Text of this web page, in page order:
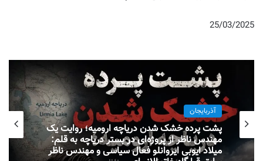
25/03/2025
آذربایجان
پشت پرده خشک شدن دریاچه ارومیه؛ روایت یک
مهندس ناظر از پروژه‌ای در بستر دریاچه به قلم:
میلاد ایوبی ایروانلو فعال سیاسی و مهندس ناظر